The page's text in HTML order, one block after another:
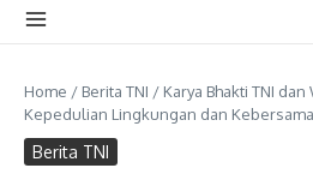
Home / Berita TNI / Karya Bhakti TNI
Kepedulian Lingkungan dan
Berita TNI